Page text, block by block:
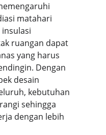
matahari
ruangan dapat
yang harus
Dengan
desain
kebutuhan
sehingga
dengan lebih